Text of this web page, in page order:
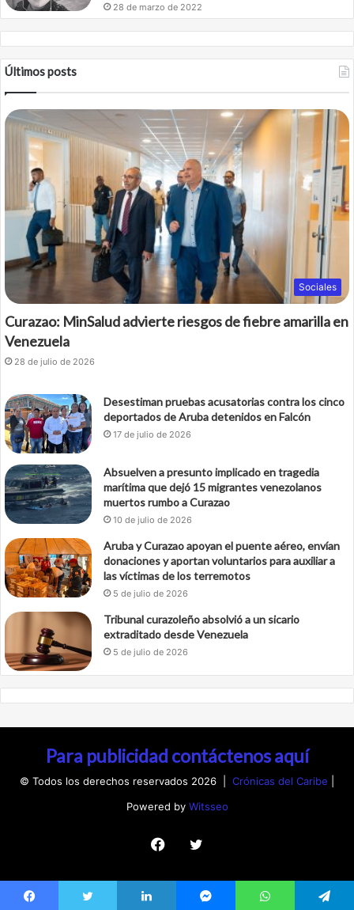
28 de marzo de 2022
Últimos posts
Sociales
Curazao: MinSalud advierte riesgos de fiebre amarilla en
Venezuela
28 de julio de 2026
Desestiman pruebas acusatorias contra los cinco
deportados de Aruba detenidos en Falcón
17 de julio de 2026
Absuelven a presunto implicado en tragedia
marítima que dejó 15 migrantes venezolanos
muertos rumbo a Curazao
10 de julio de 2026
Aruba y Curazao apoyan el puente aéreo, envían
donaciones y aportan voluntarios para auxiliar a
las víctimas de los terremotos
5 de julio de 2026
Tribunal curazoleño absolvió a un sicario
extraditado desde Venezuela
5 de julio de 2026
Para publicidad contáctenos aquí
© Todos los derechos reservados 2026 | Crónicas del Caribe
Powered by Witsseo
FacebookTwitter